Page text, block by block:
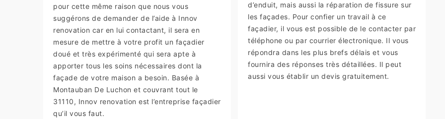
pour cette même raison que nous vous
suggérons de demander de l’aide à Innov
renovation car en lui contactant, il sera en
mesure de mettre à votre profit un façadier
doué et très expérimenté qui sera apte à
apporter tous les soins nécessaires dont la
façade de votre maison a besoin. Basée à
Montauban De Luchon et couvrant tout le
31110, Innov renovation est l’entreprise façadier
qu’il vous faut.
d’enduit, mais aussi la réparation de fissure sur
les façades. Pour confier un travail à ce
façadier, il vous est possible de le contacter par
téléphone ou par courrier électronique. Il vous
répondra dans les plus brefs délais et vous
fournira des réponses très détaillées. Il peut
aussi vous établir un devis gratuitement.